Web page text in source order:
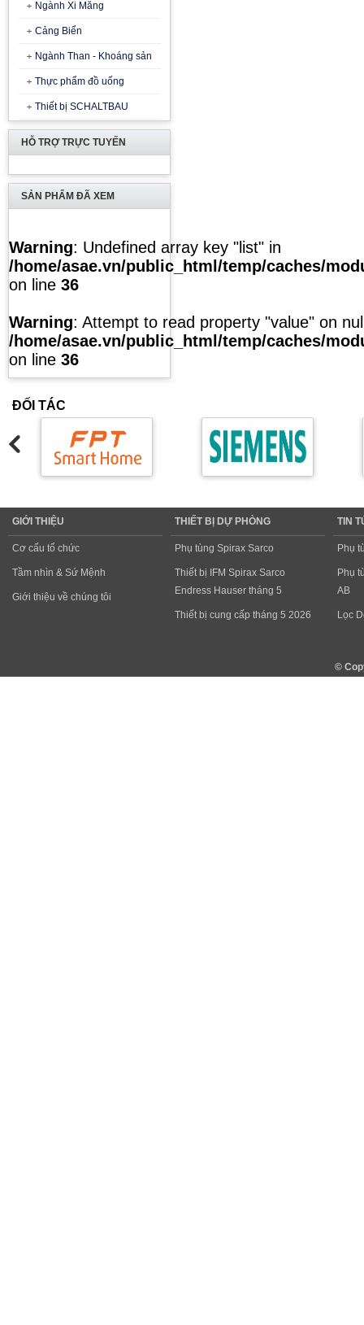
Ngành Xi Măng
Cảng Biển
Ngành Than - Khoáng sản
Thực phẩm đồ uống
Thiết bị SCHALTBAU
HỖ TRỢ TRỰC TUYẾN
SẢN PHẨM ĐÃ XEM
Warning: Undefined array key "list" in
/home/asae.vn/public_html/temp/caches/
on line 36
Warning: Attempt to read property "value" on
/home/asae.vn/public_html/temp/caches/
on line 36
ĐỐI TÁC
GIỚI THIỆU
Cơ cấu tổ chức
Tầm nhìn & Sứ Mệnh
Giới thiệu về chúng tôi
THIẾT BỊ DỰ PHÒNG
Phụ tùng Spirax Sarco
Thiết bị IFM Spirax Sarco
Endress Hauser tháng 5
Thiết bị cung cấp tháng 5 2026
TIN
Phụ
Phụ
AB
Lọc
©